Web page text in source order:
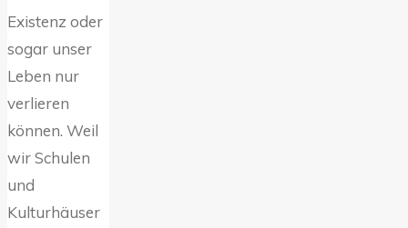
Existenz oder
sogar unser
Leben nur
verlieren
können. Weil
wir Schulen
und
Kulturhäuser